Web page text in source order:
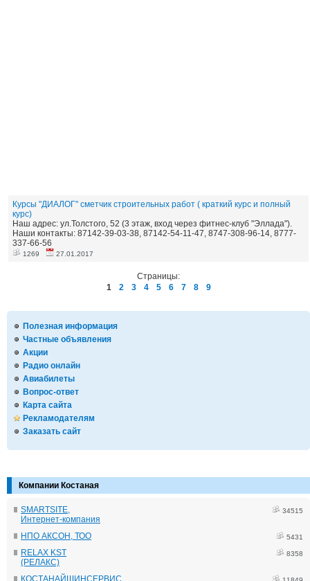
Полезная информация
Частные объявления
Акции
Радио онлайн
Авиабилеты
Вопрос-ответ
Карта сайта
Рекламодателям
Заказать сайт
Компании Костаная
SMARTSITE,
Интернет-компания
34515
НПО АКСОН, ТОО 5431
RELAX KST
(РЕЛАКС)
8358
КОСТАНАЙШИНСЕРВИС,
Курсы "ДИАЛОГ" сметчик строительных работ ( краткий курс и полный
курс)
Наш адрес: ул.Толстого, 52 (3 этаж, вход через фитнес-клуб "Эллада").
Наши контакты: 87142-39-03-38, 87142-54-11-47, 8747-308-96-14, 8777-
337-66-56
1269 27.01.2017
Страницы:
1
2 3 4 5 6 7 8 9